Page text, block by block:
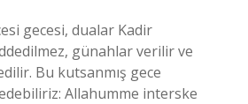
gecesi, dualar Kadir
günahlar verilir ve
Bu kutsanmış gece
Allahumme interske